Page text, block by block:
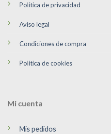
Mi cuenta
Mis pedidos
Política de privacidad
Aviso legal
Condiciones de compra
Política de cookies